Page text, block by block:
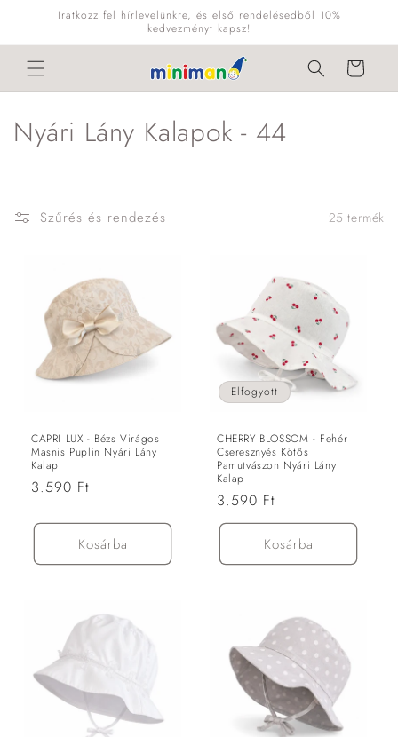
Ugrás aIratkozz fel hírlevelünkre, és első rendelésedből 10%
kedvezményt kapsz!
Kosár
K
Nyári Lány Kalapok - 44
Szűrés és rendezés 25 termék
CAPRI LUX - Bézs Virágos
Masnis Puplin Nyári Lány
Kalap
Normál
3.590 Ft
Kosárba
Elfogyott
CHERRY BLOSSOM - Fehér
Cseresznyés Kötős
Pamutvászon Nyári Lány
Kalap
Normál
ár
3.590 Ft
Kosárba